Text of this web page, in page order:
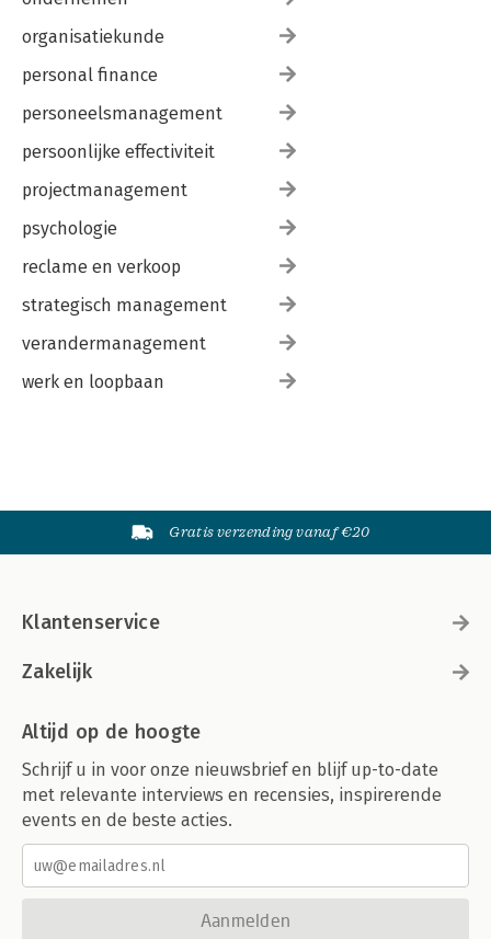
organisatiekunde
personal finance
personeelsmanagement
persoonlijke effectiviteit
projectmanagement
psychologie
reclame en verkoop
strategisch management
verandermanagement
werk en loopbaan
Gratis verzending vanaf €20
Klantenservice
Zakelijk
Altijd op de hoogte
Schrijf u in voor onze nieuwsbrief en blijf up-to-date
met relevante interviews en recensies, inspirerende
events en de beste acties.
Aanmelden